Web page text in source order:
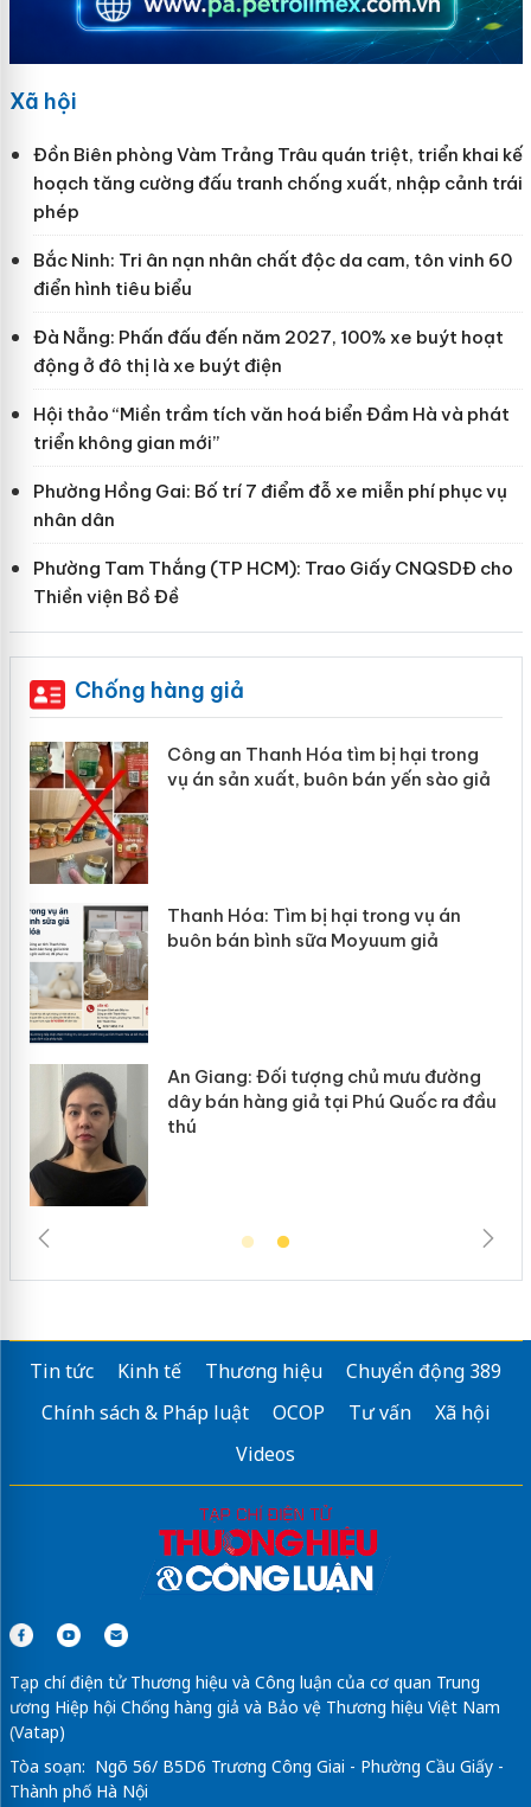
Xã hội
Đồn Biên phòng Vàm Trảng Trâu quán triệt, triển khai kế
hoạch tăng cường đấu tranh chống xuất, nhập cảnh trái
phép
Bắc Ninh: Tri ân nạn nhân chất độc da cam, tôn vinh 60
điển hình tiêu biểu
Đà Nẵng: Phấn đấu đến năm 2027, 100% xe buýt hoạt
động ở đô thị là xe buýt điện
Hội thảo “Miền trầm tích văn hoá biển Đầm Hà và phát
triển không gian mới”
Phường Hồng Gai: Bố trí 7 điểm đỗ xe miễn phí phục vụ
nhân dân
Phường Tam Thắng (TP HCM): Trao Giấy CNQSDĐ cho
Thiền viện Bồ Đề
Chống hàng giả
an Thanh Hóa tìm bị hại trong
án sản xuất, buôn bán yến sào giả
Hóa: Tìm bị hại trong vụ án
bán bình sữa Moyuum giả
Giang: Đối tượng chủ mưu đường
bán hàng giả tại Phú Quốc ra đầu
Lào
mại
Cà
ngàn
Tin tức Kinh tế Thương hiệu
Chuyển động 389
Chính sách & Pháp luật
OCOP Tư vấn
Xã hội
Videos
Tạp chí điện tử Thương hiệu và Công luận của cơ quan Trung
ương Hiệp hội Chống hàng giả và Bảo vệ Thương hiệu Việt Nam
(Vatap)
Tòa soạn: Ngõ 56/ B5D6 Trương Công Giai - Phường Cầu Giấy -
Thành phố Hà Nội